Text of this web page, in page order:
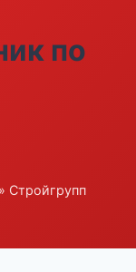
по
» Стройгрупп